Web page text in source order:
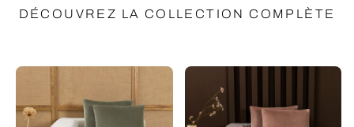
DÉCOUVREZ LA COLLECTION COMPLÈTE